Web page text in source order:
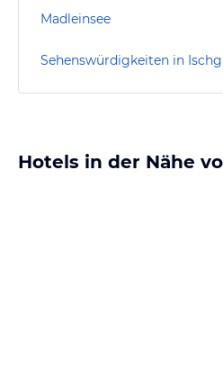
Madleinsee
Sehenswürdigkeiten in
Hotels in der Nähe